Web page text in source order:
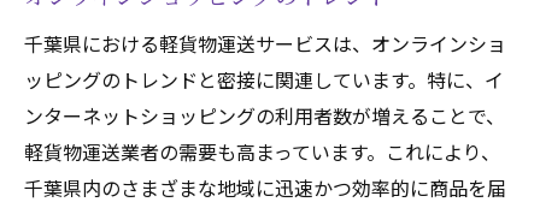
千葉県における軽貨物運送サービスは、オンラインショ
ッピングのトレンドと密接に関連しています。特に、イ
ンターネットショッピングの利用者数が増えることで、
軽貨物運送業者の需要も高まっています。これにより、
千葉県内のさまざまな地域に迅速かつ効率的に商品を届